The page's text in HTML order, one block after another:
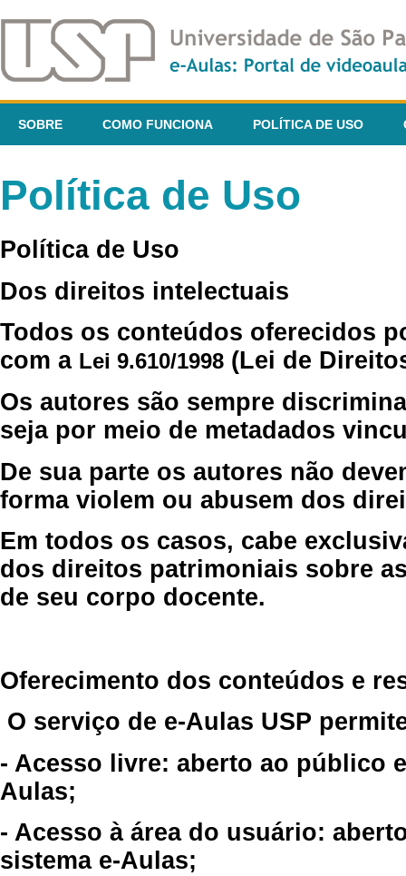
SOBRE COMO FUNCIONA POLÍTICA DE USO
Política de Uso
Política de Uso
Dos direitos intelectuais
Todos os conteúdos oferecidos
com a Lei 9.610/1998 (Lei de
Os autores são sempre
seja por meio de metadados
De sua parte os autores não
forma violem ou abusem dos
Em todos os casos, cabe
dos direitos patrimoniais sobre
de seu corpo docente.
Oferecimento dos conteúdos e
O serviço de e-Aulas USP
- Acesso livre: aberto ao público
Aulas;
- Acesso à área do usuário:
sistema e-Aulas;